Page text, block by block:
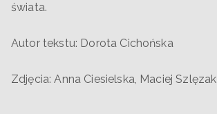
świata.
Autor tekstu: Dorota Cichońska
Zdjęcia: Anna Ciesielska, Maciej Szlęzak